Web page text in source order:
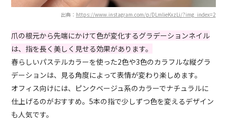
出典： https://www.instagram.com/p/DLmlieKxzLi/?img_index=2
爪の根元から先端にかけて色が変化するグラデーションネイル
は、指を長く美しく見せる効果があります。
春らしいパステルカラーを使った2色や3色のカラフルな縦グラ
デーションは、見る角度によって表情が変わり楽しめます。
オフィス向けには、ピンクベージュ系のカラーでナチュラルに
仕上げるのがおすすめ。5本の指で少しずつ色を変えるデザイン
も人気です。